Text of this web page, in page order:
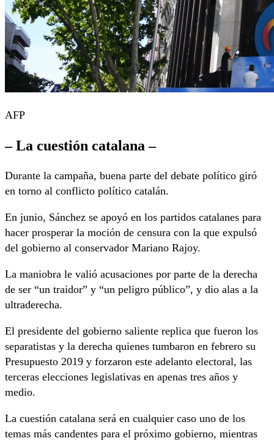
AFP
– La cuestión catalana –
Durante la campaña, buena parte del debate político giró
en torno al conflicto político catalán.
En junio, Sánchez se apoyó en los partidos catalanes para
hacer prosperar la moción de censura con la que expulsó
del gobierno al conservador Mariano Rajoy.
La maniobra le valió acusaciones por parte de la derecha
de ser “un traidor” y “un peligro público”, y dio alas a la
ultraderecha.
El presidente del gobierno saliente replica que fueron los
separatistas y la derecha quienes tumbaron en febrero su
Presupuesto 2019 y forzaron este adelanto electoral, las
terceras elecciones legislativas en apenas tres años y
medio.
La cuestión catalana será en cualquier caso uno de los
temas más candentes para el próximo gobierno, mientras